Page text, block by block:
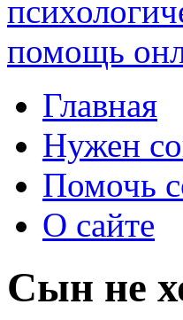
Главная
Нужен
Помочь
О сайте
Сын не